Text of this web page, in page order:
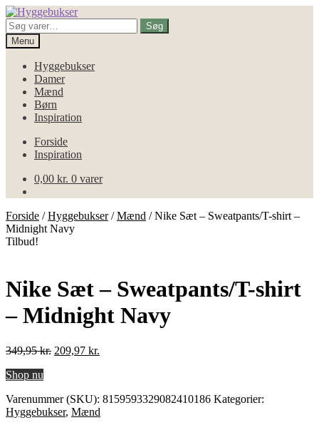
Spring
til
navigation
Spring
til
indhold
Søg
efter:
Søg
Menu
Hyggebukser
Damer
Mænd
Børn
Inspiration
Forside
Inspiration
0,00 kr. 0 varer
Forside /Hyggebukser/Mænd /Nike Sæt – Sweatpants/T-shirt –
Midnight Navy
Tilbud!
Nike Sæt – Sweatpants/T-shirt
– Midnight Navy
349,95kr. Den
349,95 kr..
209,97 kr.
209,97 kr..
Shop nu
Varenummer (SKU): 8159593329082410186 Kategorier:
Hyggebukser, Mænd